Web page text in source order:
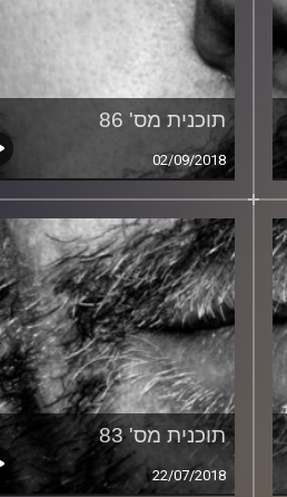
תוכנית מס' 86
02/09/2018
תוכנית מס' 83
22/07/2018